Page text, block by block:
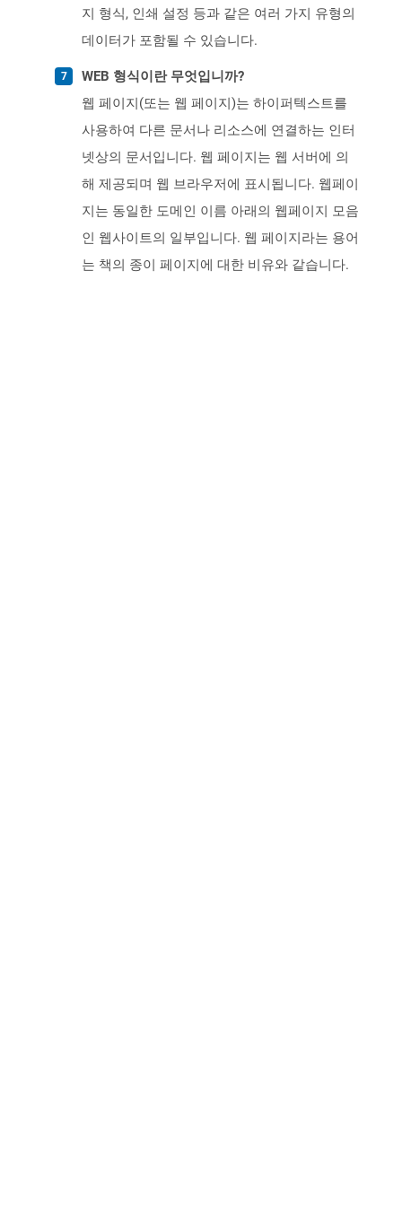
지 형식, 인쇄 설정 등과 같은 여러 가지 유형의
데이터가 포함될 수 있습니다.
WEB 형식이란 무엇입니까?
웹 페이지(또는 웹 페이지)는 하이퍼텍스트를
사용하여 다른 문서나 리소스에 연결하는 인터
넷상의 문서입니다. 웹 페이지는 웹 서버에 의
해 제공되며 웹 브라우저에 표시됩니다. 웹페이
지는 동일한 도메인 이름 아래의 웹페이지 모음
인 웹사이트의 일부입니다. 웹 페이지라는 용어
는 책의 종이 페이지에 대한 비유와 같습니다.